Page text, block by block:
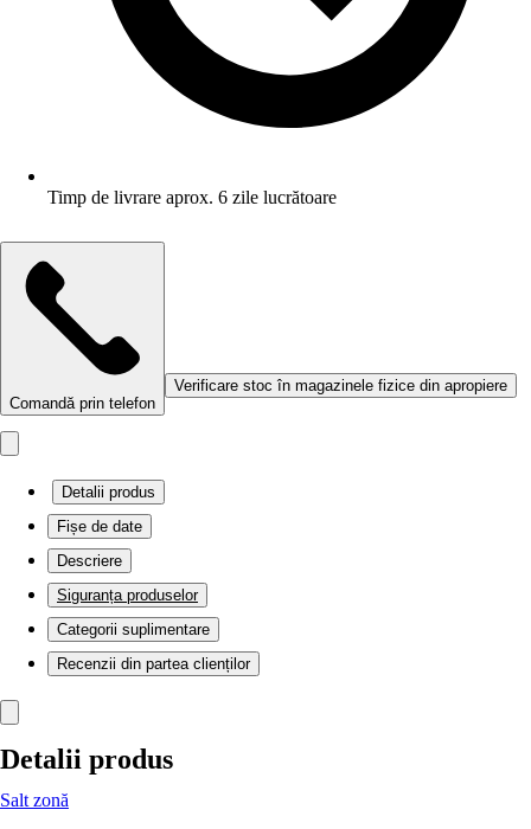
Timp de livrare aprox. 6 zile lucrătoare
Comandă prin telefon
Verificare stoc în magazinele fizice din apropiere
Detalii produs
Fișe de date
Descriere
Siguranța produselor
Categorii suplimentare
Recenzii din partea clienților
Detalii produs
Salt zonă